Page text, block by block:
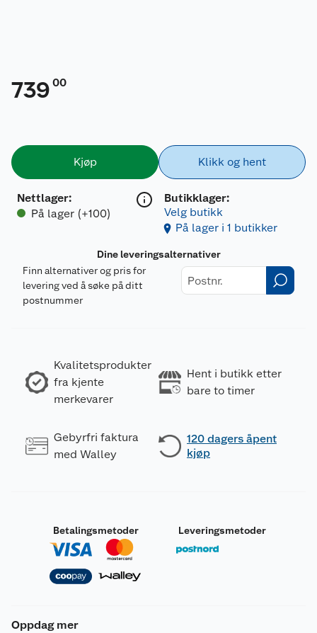
739 00
Kjøp
Nettlager:
På lager (+100)
Klikk og hent
Butikklager:
Velg butikk
På lager i 1 butikker
Dine leveringsalternativer
Finn alternativer og pris for
levering ved å søke på ditt
postnummer
Kvalitetsprodukter
fra kjente
merkevarer
Hent i butikk etter
bare to timer
Gebyrfri faktura
med Walley
120 dagers åpent
kjøp
Betalingsmetoder Leveringsmetoder
Oppdag mer